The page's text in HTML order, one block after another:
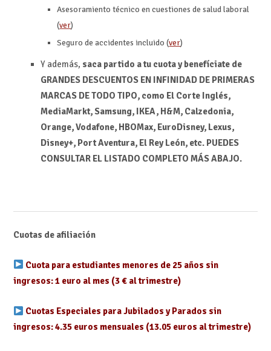
Asesoramiento técnico en cuestiones de salud laboral
(ver)
Seguro de accidentes incluido (ver)
Y además, saca partido a tu cuota y benefíciate de
GRANDES DESCUENTOS EN INFINIDAD DE PRIMERAS
MARCAS DE TODO TIPO, como El Corte Inglés,
MediaMarkt, Samsung, IKEA, H&M, Calzedonia,
Orange, Vodafone, HBOMax, EuroDisney, Lexus,
Disney+, Port Aventura, El Rey León, etc. PUEDES
CONSULTAR EL LISTADO COMPLETO MÁS ABAJO.
Cuotas de afiliación
Cuota para estudiantes menores de 25 años sin
ingresos: 1 euro al mes (3 € al trimestre)
Cuotas Especiales para Jubilados y Parados sin
ingresos: 4.35 euros mensuales (13.05 euros al trimestre)